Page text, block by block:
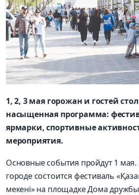
1, 2, 3 мая горожан и гостей
насыщенная программа:
ярмарки, спортивные
мероприятия.
Основные события пройдут 1 мая.
городе состоится фестиваль
мекені» на площадке Дома